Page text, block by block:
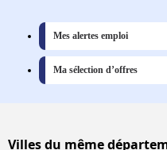
Mes alertes emploi
Ma sélection d’offres
Villesdu même